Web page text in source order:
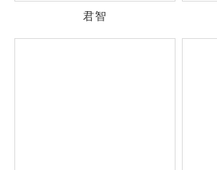
君智